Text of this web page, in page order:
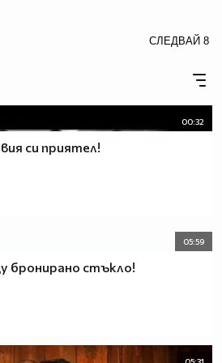
СЛЕДВАЙ 8
00:32
си приятел!
05:59
бронирано стъкло!